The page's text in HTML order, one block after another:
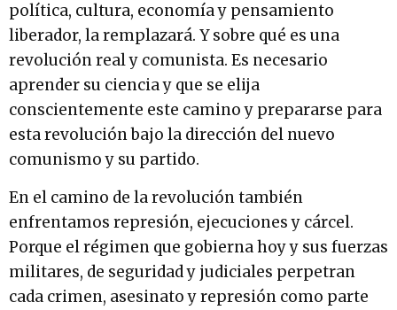
política, cultura, economía y pensamiento
liberador, la remplazará. Y sobre qué es una
revolución real y comunista. Es necesario
aprender su ciencia y que se elija
conscientemente este camino y prepararse para
esta revolución bajo la dirección del nuevo
comunismo y su partido.
En el camino de la revolución también
enfrentamos represión, ejecuciones y cárcel.
Porque el régimen que gobierna hoy y sus fuerzas
militares, de seguridad y judiciales perpetran
cada crimen, asesinato y represión como parte